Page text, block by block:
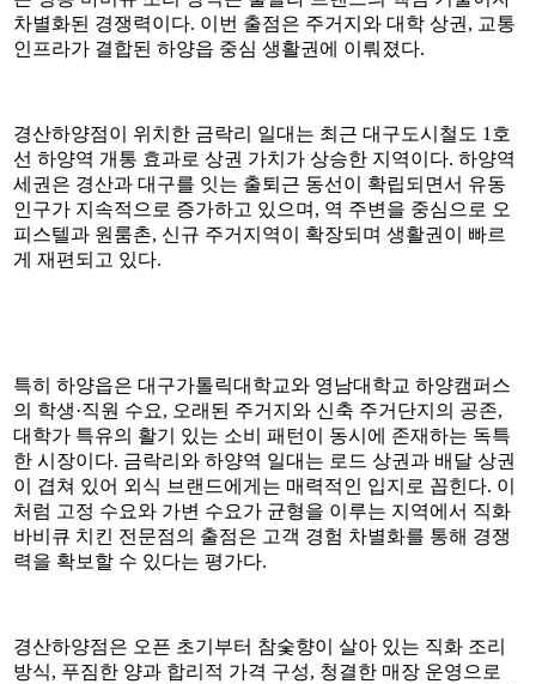
차별화된 경쟁력이다. 이번 출점은 주거지와 대학 상권, 교통
인프라가 결합된 하양읍 중심 생활권에 이뤄졌다.
경산하양점이 위치한 금락리 일대는 최근 대구도시철도 1호
선 하양역 개통 효과로 상권 가치가 상승한 지역이다. 하양역
세권은 경산과 대구를 잇는 출퇴근 동선이 확립되면서 유동
인구가 지속적으로 증가하고 있으며, 역 주변을 중심으로 오
피스텔과 원룸촌, 신규 주거지역이 확장되며 생활권이 빠르
게 재편되고 있다.
특히 하양읍은 대구가톨릭대학교와 영남대학교 하양캠퍼스
의 학생·직원 수요, 오래된 주거지와 신축 주거단지의 공존,
대학가 특유의 활기 있는 소비 패턴이 동시에 존재하는 독특
한 시장이다. 금락리와 하양역 일대는 로드 상권과 배달 상권
이 겹쳐 있어 외식 브랜드에게는 매력적인 입지로 꼽힌다. 이
처럼 고정 수요와 가변 수요가 균형을 이루는 지역에서 직화
바비큐 치킨 전문점의 출점은 고객 경험 차별화를 통해 경쟁
력을 확보할 수 있다는 평가다.
경산하양점은 오픈 초기부터 참숯향이 살아 있는 직화 조리
방식, 푸짐한 양과 합리적 가격 구성, 청결한 매장 운영으로